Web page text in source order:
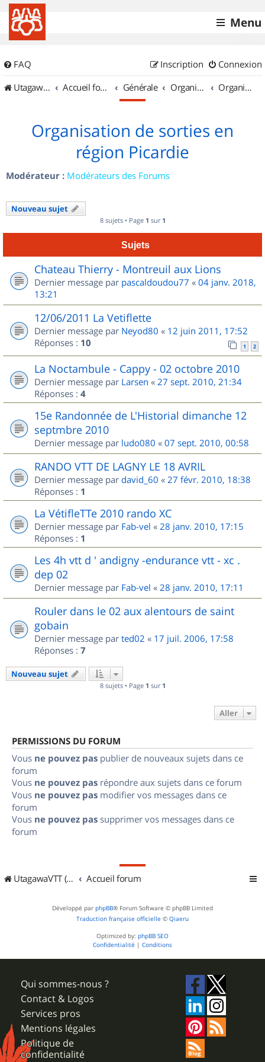
Menu
FAQ Connexion
Inscription
UtagawaVTT (Randos VTT et VTTAE avec traces GPS)
Accueil forum Générale Organisation de sorties & Recherche de partenaires Organisation de sorties en région Picardie
Organisation de sorties en
région Picardie
Modérateur : Modérateurs des Forums
Nouveau sujet
8 sujets • Page 1 sur 1
Sujets
Chateau Thierry - Montreuil aux Lions
Dernier message par pascaldoudou77 « 04 janv. 2018,
13:21
12/06/2011 La Vetiflette
Dernier message par Neyod80 « 12 juin 2011, 17:52
Réponses : 10 1 2
La Noctambule - Cappy - 02 octobre 2010
Dernier message par Larsen « 27 sept. 2010, 21:34
Réponses : 4
15e Randonnée de L'Historial dimanche 12
septmbre 2010
Dernier message par ludo080 « 07 sept. 2010, 00:58
RANDO VTT DE LAGNY LE 18 AVRIL
Dernier message par david_60 « 27 févr. 2010, 18:38
Réponses : 1
La VétifleTTe 2010 rando XC
Dernier message par Fab-vel « 28 janv. 2010, 17:15
Réponses : 1
Les 4h vtt d ' andigny -endurance vtt - xc .
dep 02
Dernier message par Fab-vel « 28 janv. 2010, 17:11
Rouler dans le 02 aux alentours de saint
gobain
Dernier message par ted02 « 17 juil. 2006, 17:58
Réponses : 7
Nouveau sujet
8 sujets • Page 1 sur 1
Aller
PERMISSIONS DU FORUM
Vous ne pouvez pas publier de nouveaux sujets dans ce
forum
Vous ne pouvez pas répondre aux sujets dans ce forum
Vous ne pouvez pas modifier vos messages dans ce
forum
Vous ne pouvez pas supprimer vos messages dans ce
forum
UtagawaVTT (Randos VTT et VTTAE avec traces GPS) Accueil forum
Développé par phpBB® Forum Software © phpBB Limited
Traduction française officielle © Qiaeru
Optimized by: phpBB SEO
Confidentialité | Conditions
Qui sommes-nous ?
Contact & Logos
Services pros
Mentions légales
Politique de
confidentialité